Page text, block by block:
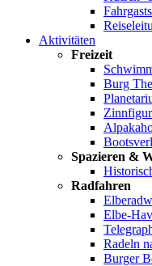
Aktivitäten
Freizeit
Burg
Spazieren &
Radfahren
Elbe-
Radeln
Burger